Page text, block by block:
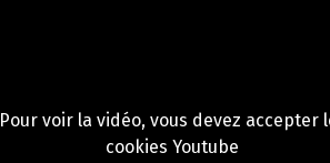
Pour voir la vidéo, vous devez accepter
cookies Youtube